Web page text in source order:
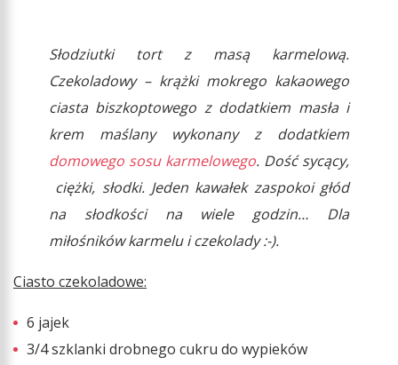
Słodziutki tort z masą karmelową.
Czekoladowy – krążki mokrego kakaowego
ciasta biszkoptowego z dodatkiem masła i
krem maślany wykonany z dodatkiem
domowego sosu karmelowego. Dość sycący,
ciężki, słodki. Jeden kawałek zaspokoi głód
na słodkości na wiele godzin… Dla
miłośników karmelu i czekolady :-).
Ciasto czekoladowe:
6 jajek
3/4 szklanki drobnego cukru do wypieków